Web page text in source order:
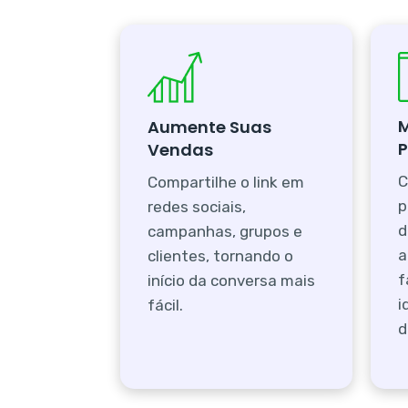
Aumente Suas
Vendas
Compartilhe o link em
redes sociais,
campanhas, grupos e
clientes, tornando o
início da conversa mais
fácil.